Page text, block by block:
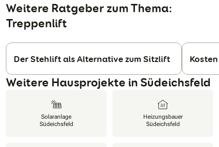
Weitere Ratgeber zum Thema:
Treppenlift
Der Stehlift als Alternative zum Sitzlift
Weitere Hausprojekte in Südeichsfeld
Solaranlage
Südeichsfeld
Heizungsbauer
Südeichsfeld